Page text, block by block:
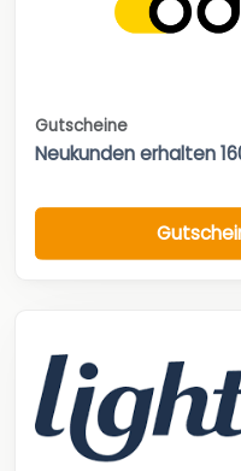
Gutscheine
Neukunden erhalten